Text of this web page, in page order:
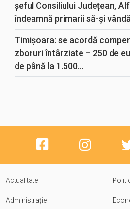
șeful Consiliului Județean,
îndeamnă primarii să-și
Timișoara: se acordă
zboruri întârziate – 250 de
de până la 1.500...
Actualitate
Administrație